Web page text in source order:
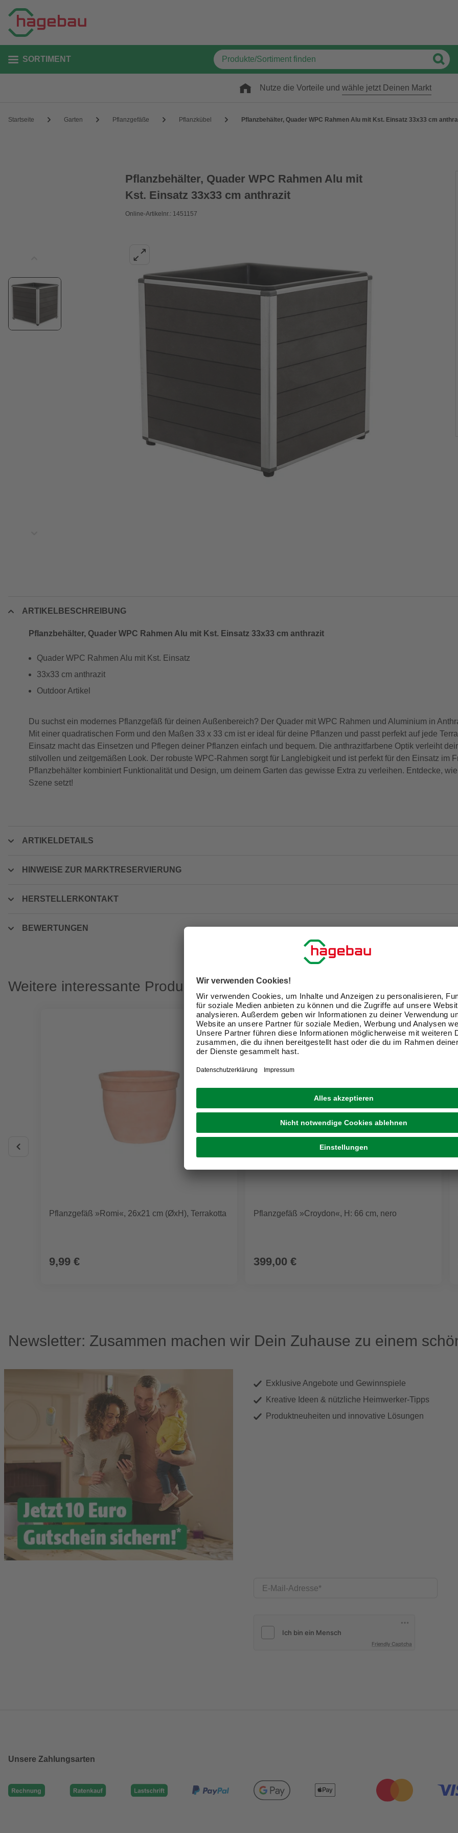
SORTIMENT
Nutze die Vorteile und wähle jetzt Deinen Markt
Startseite Garten Pflanzgefäße Pflanzkübel Pflanzbehälter, Quader WPC Rahmen Alu mit Kst. Einsatz 33x33 cm
Pflanzbehälter, Quader WPC Rahmen Alu mit
Kst. Einsatz 33x33 cm anthrazit
Online-Artikelnr.: 1451157
ARTIKELBESCHREIBUNG
Pflanzbehälter, Quader WPC Rahmen Alu mit Kst. Einsatz 33x33 cm anthrazit
Quader WPC Rahmen Alu mit Kst. Einsatz
33x33 cm anthrazit
Outdoor Artikel
Du suchst ein modernes Pflanzgefäß für deinen Außenbereich? Der Quader mit WPC Rahmen und Aluminium in
Mit einer quadratischen Form und den Maßen 33 x 33 cm ist er ideal für deine Pflanzen und passt perfekt auf jede
Einsatz macht das Einsetzen und Pflegen deiner Pflanzen einfach und bequem. Die anthrazitfarbene Optik verleiht
stilvollen und zeitgemäßen Look. Der robuste WPC-Rahmen sorgt für Langlebigkeit und ist perfekt für den Einsatz im
Pflanzbehälter kombiniert Funktionalität und Design, um deinem Garten das gewisse Extra zu verleihen. Entdecke,
Szene setzt!
ARTIKELDETAILS
HINWEISE ZUR MARKTRESERVIERUNG
HERSTELLERKONTAKT
BEWERTUNGEN
Weitere interessante Produkte
Pflanzgefäß »Romi«, 26x21 cm (ØxH), Terrakotta
9,99 €
Pflanzgefäß »Croydon«, H: 66 cm, nero
399,00 €
Newsletter: Zusammen machen wir Dein Zuhause zu einem
Exklusive Angebote und Gewinnspiele
Kreative Ideen & nützliche Heimwerker-Tipps
Produktneuheiten und innovative Lösungen
E-Mail-Adresse
Friendly Captcha
Unsere Zahlungsarten